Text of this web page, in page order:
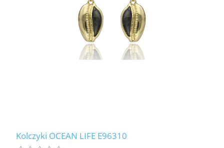
Kolczyki OCEAN LIFE E96310